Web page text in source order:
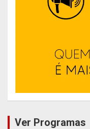
Ver Programas